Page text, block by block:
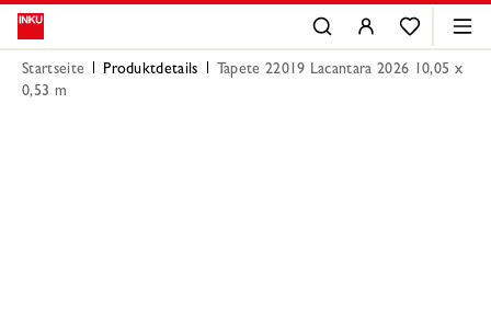
Startseite Produktdetails
Tapete 22019 Lacantara 2026 10,05 x
0,53 m